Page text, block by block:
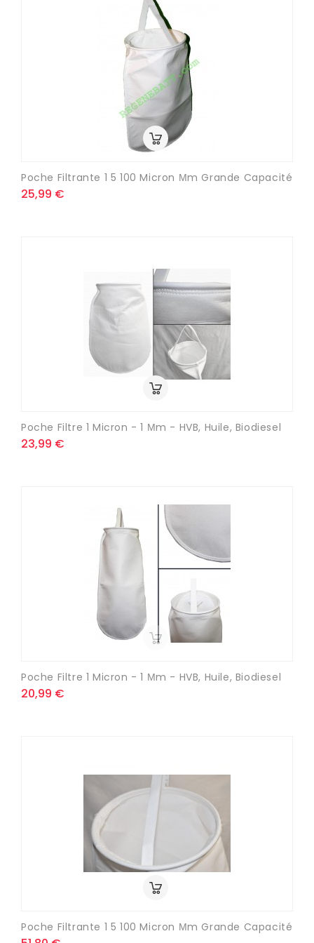
Poche Filtrante 1 5 100 Micron Μm Grande Capacité
25,99 €
Poche Filtre 1 Micron - 1 Μm - HVB, Huile, Biodiesel
23,99 €
Poche Filtre 1 Micron - 1 Μm - HVB, Huile, Biodiesel
20,99 €
Poche Filtrante 1 5 100 Micron Μm Grande Capacité